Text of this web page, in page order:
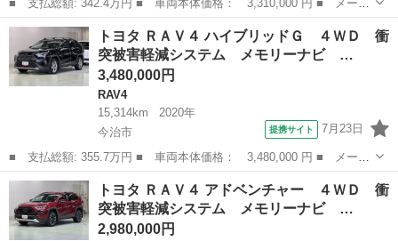
■ 支払総額: 342.4万円 ■ 車両本体価格： 3,310,000 円 ■ メーカ
ー名： トヨタ ■ 車種名： ＲＡＶ４ ■ グレード名： ハイブリ
ッドＧ ４ＷＤ 衝突被害軽減システム メモリーナビ バックカメ
ラ フル...
愛媛 新居浜市 RAV4
トヨタ ＲＡＶ４ ハイブリッドＧ ４ＷＤ 衝
突被害軽減システム メモリーナビ …
3,480,000円
RAV4
15,314km
2020年
今治市
提携サイト 7月23日
■ 支払総額: 355.7万円 ■ 車両本体価格： 3,480,000 円 ■ メーカ
ー名： トヨタ ■ 車種名： ＲＡＶ４ ■ グレード名： ハイブリ
ッドＧ ４ＷＤ 衝突被害軽減システム メモリーナビ バックカメ
ラ フル...
愛媛 今治市 RAV4
トヨタ ＲＡＶ４ アドベンチャー ４ＷＤ 衝
突被害軽減システム メモリーナビ …
2,980,000円